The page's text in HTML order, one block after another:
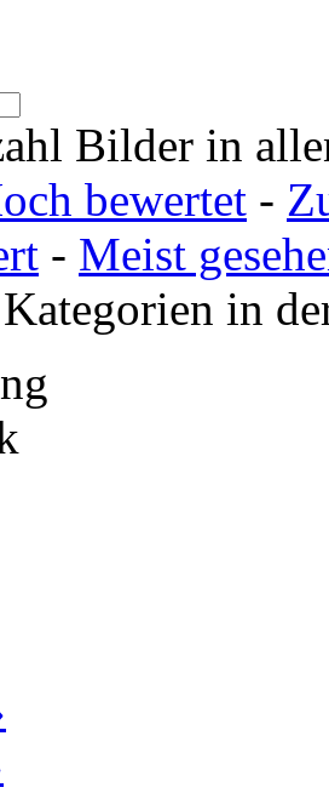
Bilder in
bewertet -
- Meist
in